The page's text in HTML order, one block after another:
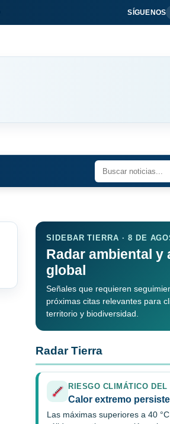
SÍGUENOS
SIDEBAR TIERRA · 8 DE
Radar ambiental y
global
Señales que requieren
próximas citas relevantes para
territorio y biodiversidad.
Radar Tierra
RIESGO CLIMÁTICO DEL
Calor extremo
Las máximas superiores a 40